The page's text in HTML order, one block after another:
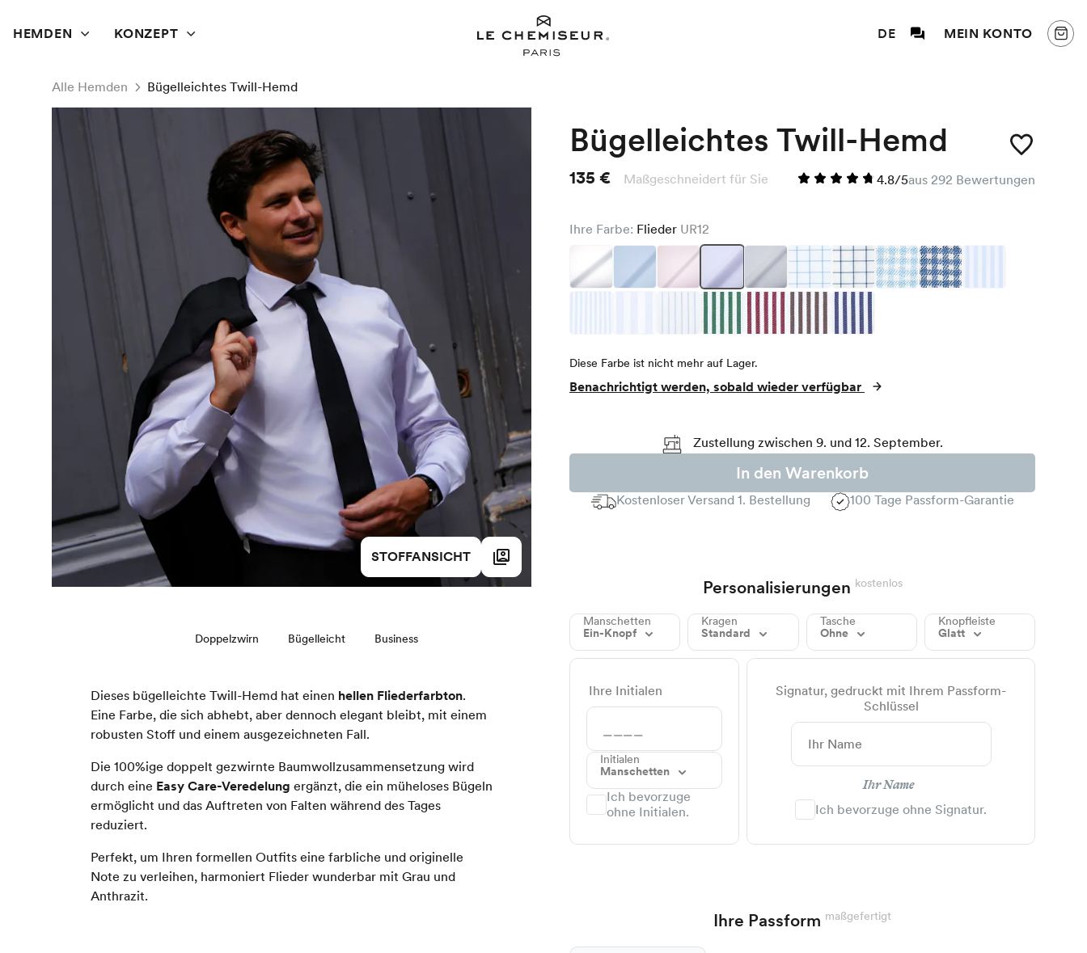
HEMDEN KONZEPT DE MEIN KONTO
Alle Hemden Bügelleichtes Twill-Hemd
STOFFANSICHT
Doppelzwirn Bügelleicht Business
Dieses bügelleichte Twill-Hemd hat einen hellen Fliederfarbton.
Eine Farbe, die sich abhebt, aber dennoch elegant bleibt, mit einem
robusten Stoff und einem ausgezeichneten Fall.
Die 100%ige doppelt gezwirnte Baumwollzusammensetzung wird
durch eine Easy Care-Veredelung ergänzt, die ein müheloses Bügeln
ermöglicht und das Auftreten von Falten während des Tages
reduziert.
Perfekt, um Ihren formellen Outfits eine farbliche und originelle
Note zu verleihen, harmoniert Flieder wunderbar mit Grau und
Anthrazit.
Bügelleichtes Twill-Hemd
135 € Maßgeschneidert für Sie 4.8/5aus 292 Bewertungen
Ihre Farbe: Flieder UR12
Diese Farbe ist nicht mehr auf Lager.
Benachrichtigt werden, sobald wieder verfügbar
Zustellung zwischen 9. und 12. September.
In den Warenkorb
Kostenloser Versand 1. Bestellung 100 Tage Passform-Garantie
Personalisierungen kostenlos
Manschetten
Ein-Knopf
Kragen
Standard
Tasche
Ohne
Knopfleiste
Glatt
Ihre Initialen
Initialen
Manschetten
Ich bevorzuge
ohne Initialen.
Signatur, gedruckt mit Ihrem Passform-
Schlüssel
Ihr Name
Ich bevorzuge ohne Signatur.
Ihre Passform maßgefertigt